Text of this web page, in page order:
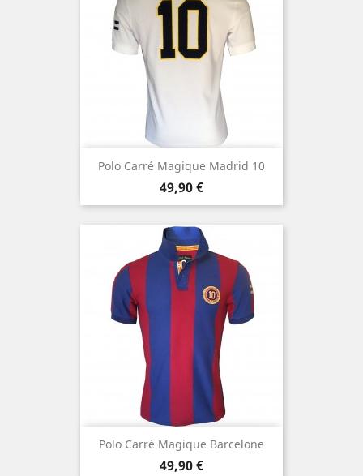
Polo Carré Magique Madrid 10
Prix
49,90 €
Polo Carré Magique Barcelone
Prix
49,90 €